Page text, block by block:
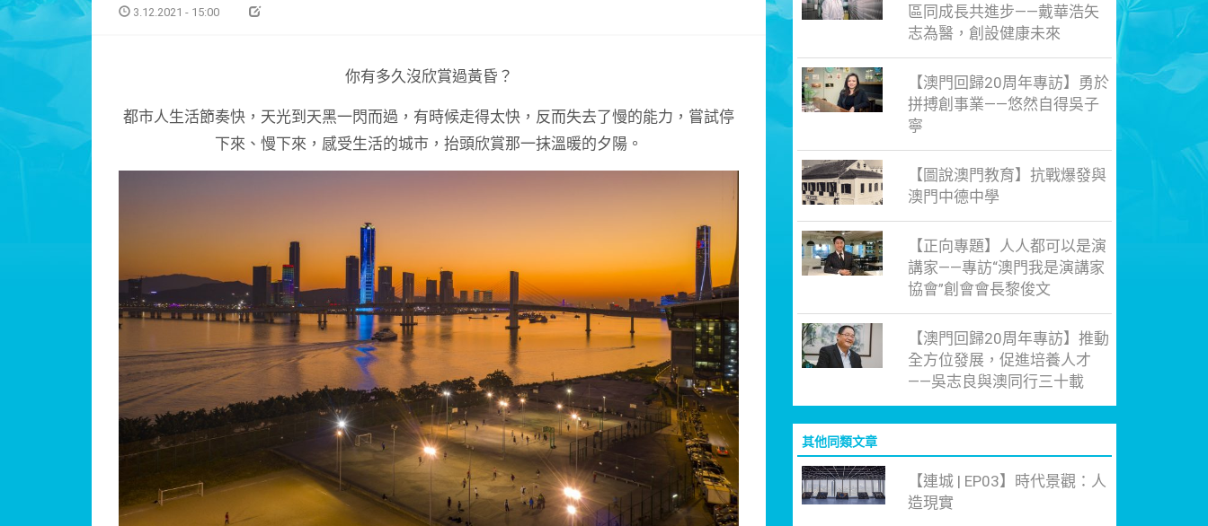
3.12.2021 - 15:00
你有多久沒欣賞過黃昏？
都市人生活節奏快，天光到天黑一閃而過，有時候走得太快，反而失去了慢的能力，嘗試停
下來、慢下來，感受生活的城市，抬頭欣賞那一抹溫暖的夕陽。
區同成長共進步——戴華浩矢
志為醫，創設健康未來
【澳門回歸20周年專訪】勇於
拼搏創事業——悠然自得吳子
寧
【圖說澳門教育】抗戰爆發與
澳門中德中學
【正向專題】人人都可以是演
講家——專訪“澳門我是演講家
協會”創會會長黎俊文
【澳門回歸20周年專訪】推動
全方位發展，促進培養人才
——吳志良與澳同行三十載
其他同類文章
【連城 | EP03】時代景觀：人
造現實